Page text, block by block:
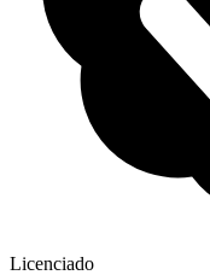
Licenciado